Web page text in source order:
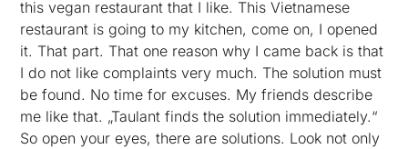
this vegan restaurant that I like. This Vietnamese
restaurant is going to my kitchen, come on, I opened
it. That part. That one reason why I came back is that
I do not like complaints very much. The solution must
be found. No time for excuses. My friends describe
me like that. „Taulant finds the solution immediately.“
So open your eyes, there are solutions. Look not only